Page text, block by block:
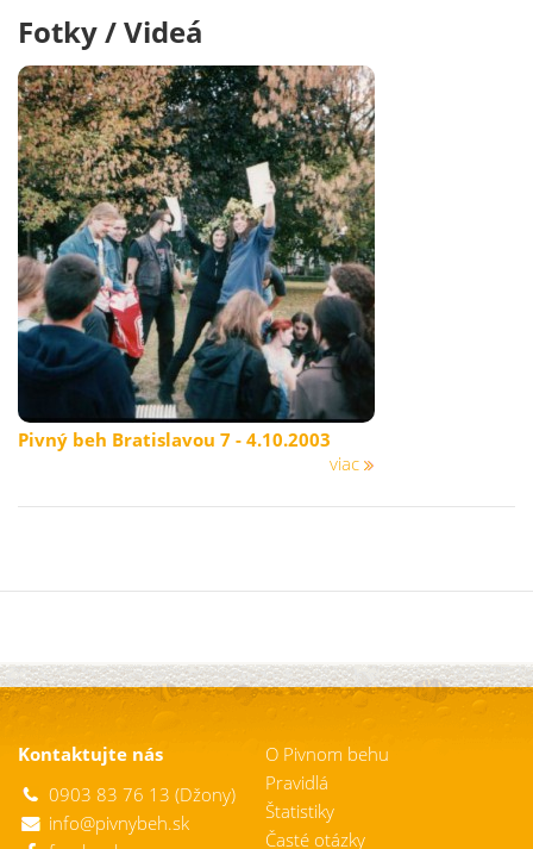
Fotky / Videá
Pivný beh Bratislavou 7 - 4.10.2003
viac
Kontaktujte nás
0903 83 76 13 (Džony)
info@pivnybeh.sk
O Pivnom behu
Pravidlá
Štatistiky
Časté otázky